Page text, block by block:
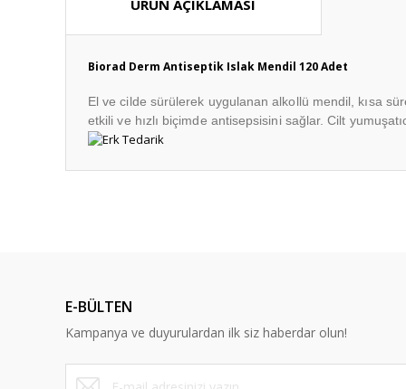
ÜRÜN AÇIKLAMASI
Biorad Derm Antiseptik Islak Mendil 120 Adet
El ve cilde sürülerek uygulanan alkollü mendil, kısa
etkili ve hızlı biçimde antisepsisini sağlar. Cilt
Ürün bilgilerinde hatalar bulunuyor.
Ürün fiyatı diğer sitelerden daha pahalı.
Bu ürüne benzer farklı alternatifler olmalı.
E-BÜLTEN
Kampanya ve duyurulardan ilk siz haberdar olun!